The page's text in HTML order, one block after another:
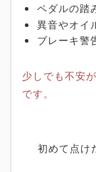
ペダルの踏
異音やオイ
ブレーキ警
少しでも不安
です。
初めて点け